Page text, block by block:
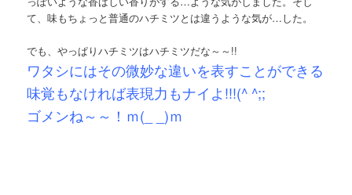
て、味もちょっと普通のハチミツとは違うような気が…した。
でも、やっぱりハチミツはハチミツだな～～!!
ワタシにはその微妙な違いを表すことができる
味覚もなければ表現力もナイよ!!!(^ ^;;
ゴメンね～～！ｍ(_ _)ｍ